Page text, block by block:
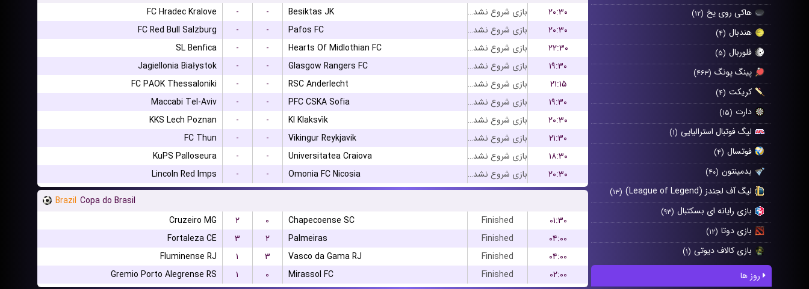
هاکی روی یخ (۱۲)
هندبال (۴)
فلوربال (۵)
پینگ پونگ (۴۶۳)
کریکت (۴)
دارت (۱۵)
لیگ فوتبال استرالیایی (۱)
فوتسال (۴)
بدمینتون (۴۰)
لیگ آف لجندز (League of Legend) (۱۳)
بازی رایانه ای بسکتبال (۹۳)
بازی دوتا (۱۲)
بازی کالاف دیوتی (۱)
روز ها
FC Hradec Kralove
- - Besiktas JK بازی شروع نشده است
۲۰:۳۰
FC Red Bull Salzburg
- - Pafos FC بازی شروع نشده است
۲۰:۳۰
SL Benfica
- - Hearts Of Midlothian FC بازی شروع نشده است
۲۲:۳۰
Jagiellonia Białystok
- - Glasgow Rangers FC بازی شروع نشده است
۱۹:۳۰
FC PAOK Thessaloniki
- - RSC Anderlecht بازی شروع نشده است
۲۱:۱۵
Maccabi Tel-Aviv
- - PFC CSKA Sofia بازی شروع نشده است
۱۹:۳۰
KKS Lech Poznan
- - KI Klaksvík بازی شروع نشده است
۲۰:۳۰
FC Thun
- - Vikingur Reykjavik بازی شروع نشده است
۲۱:۳۰
KuPS Palloseura
- - Universitatea Craiova بازی شروع نشده است
۱۸:۳۰
Lincoln Red Imps
- - Omonia FC Nicosia بازی شروع نشده است
۲۰:۳۰
Brazil Copa do Brasil
Cruzeiro MG
۲ ۰ Chapecoense SC Finished
۰۱:۳۰
Fortaleza CE
۳ ۲ Palmeiras Finished
۰۴:۰۰
Fluminense RJ
۱ ۳ Vasco da Gama RJ Finished
۰۴:۰۰
Gremio Porto Alegrense RS
۱ ۰ Mirassol FC Finished
۰۲:۰۰